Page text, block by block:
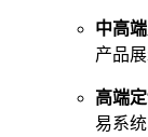
中高
产品
高端定
易系